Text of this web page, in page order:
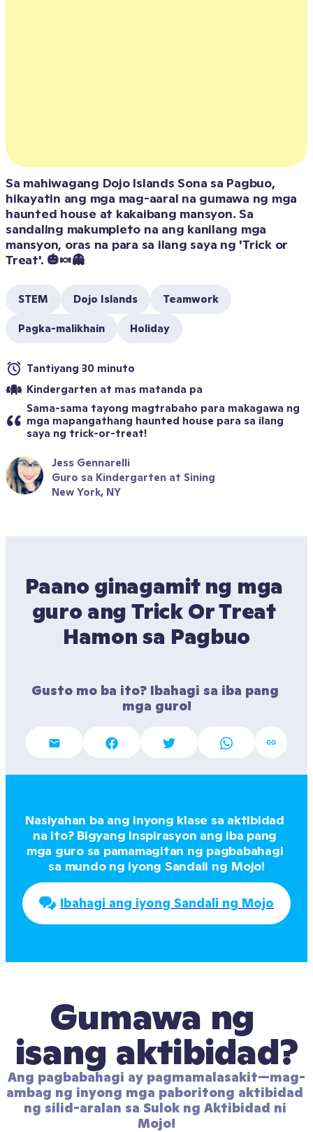
Sa mahiwagang Dojo Islands Sona sa Pagbuo,
hikayatin ang mga mag-aaral na gumawa ng mga
haunted house at kakaibang mansyon. Sa
sandaling makumpleto na ang kanilang mga
mansyon, oras na para sa ilang saya ng 'Trick or
Treat'. 🎃🍬👻
STEM Dojo Islands Teamwork
Pagka-malikhain Holiday
Tantiyang 30 minuto
Kindergarten at mas matanda pa
Sama-sama tayong magtrabaho para makagawa ng
mga mapangathang haunted house para sa ilang
saya ng trick-or-treat!
Jess Gennarelli
Guro sa Kindergarten at Sining
New York, NY
Paano ginagamit ng mga
guro ang Trick Or Treat
Hamon sa Pagbuo
Gusto mo ba ito? Ibahagi sa iba pang
mga guro!
Nasiyahan ba ang inyong klase sa aktibidad
na ito? Bigyang inspirasyon ang iba pang
mga guro sa pamamagitan ng pagbabahagi
sa mundo ng iyong Sandali ng Mojo!
Ibahagi ang iyong Sandali ng Mojo
Gumawa ng
isang aktibidad?
Ang pagbabahagi ay pagmamalasakit—mag-
ambag ng inyong mga paboritong aktibidad
ng silid-aralan sa Sulok ng Aktibidad ni
Mojo!